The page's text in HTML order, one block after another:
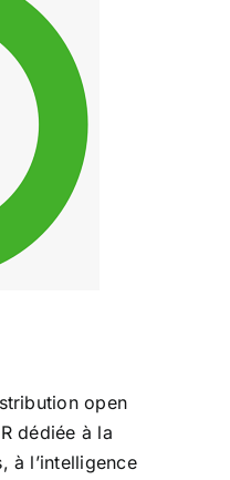
open
dédiée à la
à l’intelligence